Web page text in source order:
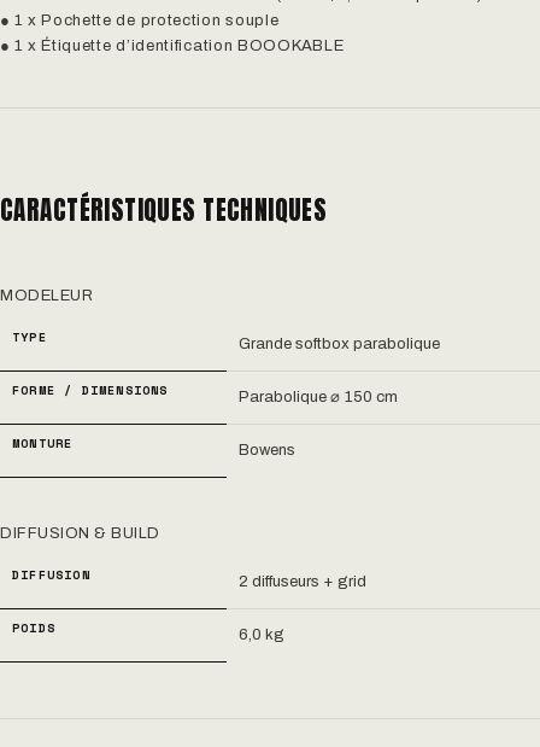
● 1 x Pochette de protection souple
● 1 x Étiquette d’identification BOOOKABLE
CARACTÉRISTIQUES TECHNIQUES
MODELEUR
TYPE Grande softbox parabolique
FORME / DIMENSIONS Parabolique ⌀ 150 cm
MONTURE Bowens
DIFFUSION & BUILD
DIFFUSION 2 diffuseurs + grid
POIDS 6,0 kg